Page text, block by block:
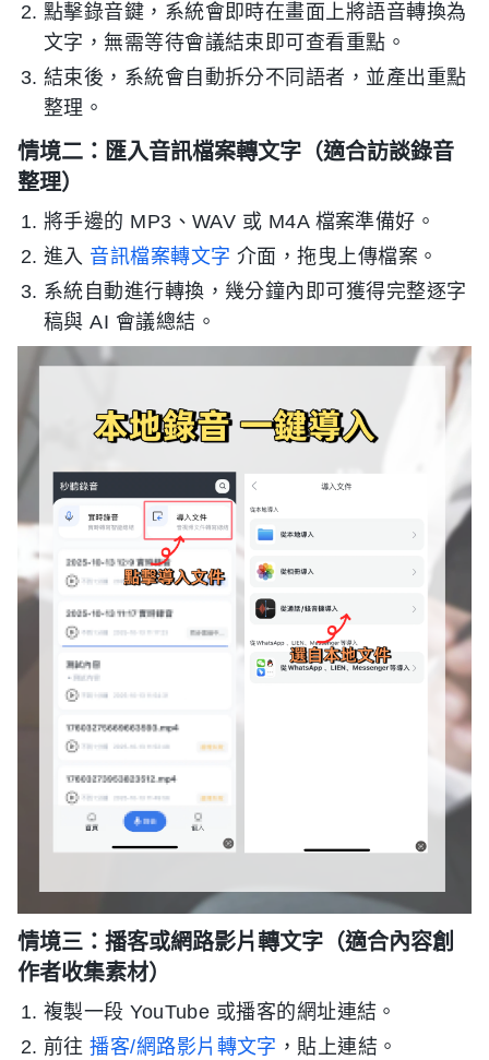
點擊錄音鍵，系統會即時在畫面上將語音轉換為
文字，無需等待會議結束即可查看重點。
結束後，系統會自動拆分不同語者，並產出重點
整理。
情境二：匯入音訊檔案轉文字（適合訪談錄音
整理）
將手邊的 MP3、WAV 或 M4A 檔案準備好。
進入 音訊檔案轉文字 介面，拖曳上傳檔案。
系統自動進行轉換，幾分鐘內即可獲得完整逐字
稿與 AI 會議總結。
情境三：播客或網路影片轉文字（適合內容創
作者收集素材）
複製一段 YouTube 或播客的網址連結。
前往播客/網路影片轉文字 ，貼上連結。